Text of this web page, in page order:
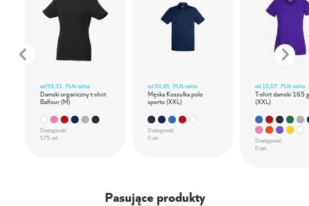
od93,31 PLN netto
Damski organiczny t-shirt
Balfour (M)
Dostępność
575 szt.
od50,45 PLN netto
Męska Koszulka polo
sporto (XXL)
Dostępność
0 szt.
od 15,07 PLN netto
T-shirt damski 165
(XXL)
Dostępność
0 szt.
Pasujące produkty